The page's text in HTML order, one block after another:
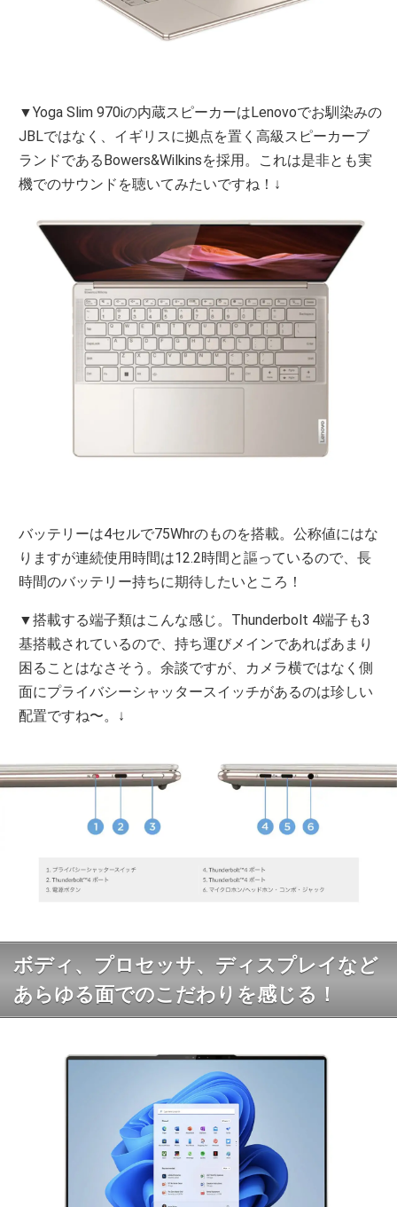
▼Yoga Slim 970iの内蔵スピーカーはLenovoでお馴染みの
JBLではなく、イギリスに拠点を置く高級スピーカーブ
ランドであるBowers&Wilkinsを採用。これは是非とも実
機でのサウンドを聴いてみたいですね！↓
バッテリーは4セルで75Whrのものを搭載。公称値にはな
りますが連続使用時間は12.2時間と謳っているので、長
時間のバッテリー持ちに期待したいところ！
▼搭載する端子類はこんな感じ。Thunderbolt 4端子も3
基搭載されているので、持ち運びメインであればあまり
困ることはなさそう。余談ですが、カメラ横ではなく側
面にプライバシーシャッタースイッチがあるのは珍しい
配置ですね〜。↓
ボディ、プロセッサ、ディスプレイなど
あらゆる面でのこだわりを感じる！